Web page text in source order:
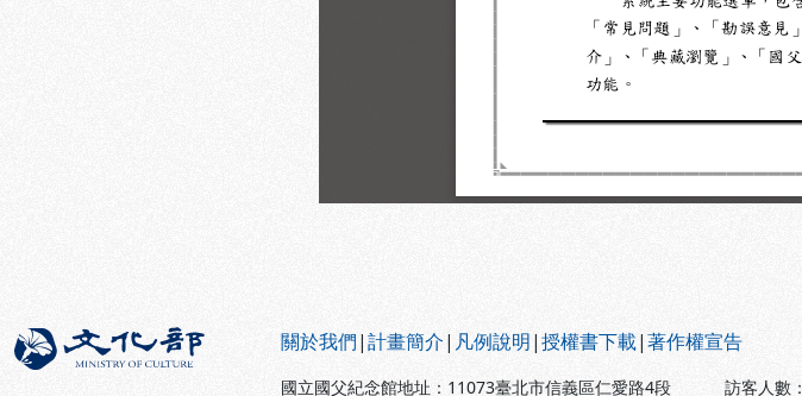
關於我們|計畫簡介| 凡例說明|授權書下載|著作權宣告
國立國父紀念館地址：11073臺北市信義區仁愛路4段 訪客人數：